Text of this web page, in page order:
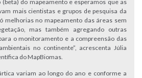
(beta) do mapeamento e esperamos que as
mais cientistas e grupos de pesquisa da
melhorias no mapeamento das áreas sem
mas também agregando outras
o monitoramento e a compreensão das
no continente”, acrescenta Júlia
do MapBiomas.
variam ao longo do ano e conforme a